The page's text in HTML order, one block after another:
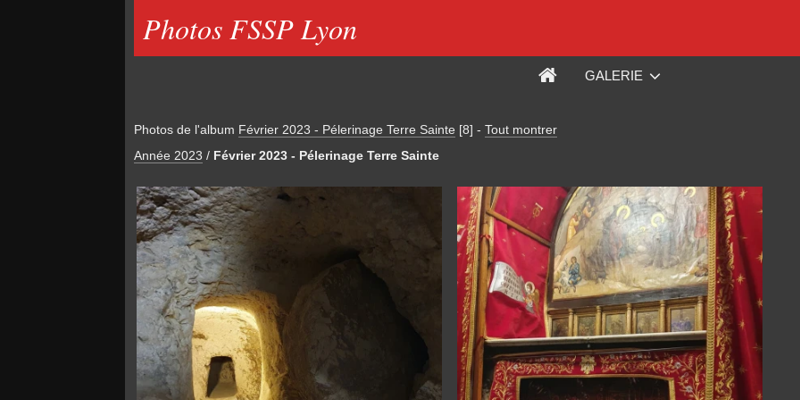
Photos FSSP Lyon
GALERIE
Photos de l'album Février 2023 - Pélerinage Terre Sainte [8] - Tout montrer
Année 2023 / Février 2023 - Pélerinage Terre Sainte